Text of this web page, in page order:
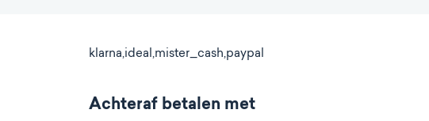
klarna,ideal,mister_cash,paypal
Achteraf betalen met